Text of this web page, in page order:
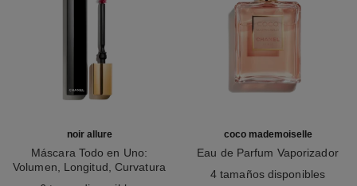
noir allure
Máscara Todo en Uno:
Volumen, Longitud, Curvatura
coco mademoiselle
Eau de Parfum Vaporizador
4 tamaños disponibles